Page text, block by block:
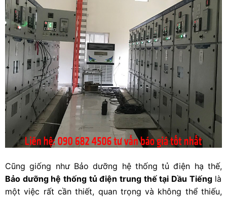
Cũng giống như Bảo dưỡng hệ thống tủ điện hạ thế,
Bảo dưỡng hệ thống tủ điện trung thế tại Dầu Tiếnglà
một việc rất cần thiết, quan trọng và không thể thiếu,